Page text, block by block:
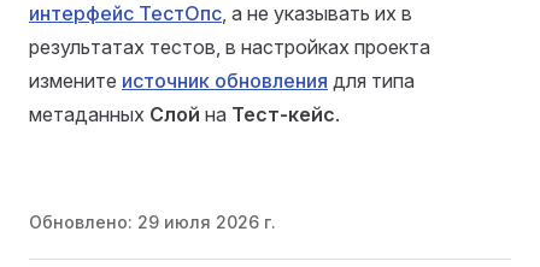
интерфейс ТестОпс, а не указывать их в
результатах тестов, в настройках проекта
измените источник обновления для типа
метаданных Слой на Тест-кейс.
Обновлено: 29 июля 2026 г.